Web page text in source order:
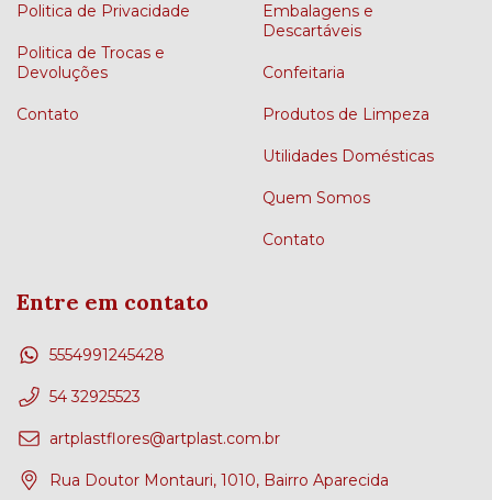
Politica de Privacidade
Politica de Trocas e
Devoluções
Contato
Embalagens e
Descartáveis
Confeitaria
Produtos de Limpeza
Utilidades Domésticas
Quem Somos
Contato
Entre em contato
5554991245428
54 32925523
artplastflores@artplast.com.br
Rua Doutor Montauri, 1010, Bairro Aparecida